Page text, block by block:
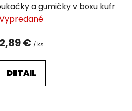
a gumičky v boxu kufr
Vypredané
2,89 € / ks
DETAIL